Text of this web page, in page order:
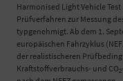
Harmonised Light Vehicle
Prüfverfahren zur Messung
typgenehmigt. Ab dem 1.
europäischen Fahrzyklus
der realistischeren
Kraftstoffverbrauchs- und CO2